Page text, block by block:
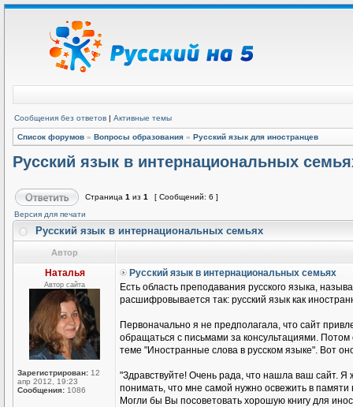
Сообщения без ответов | Активные темы
Список форумов » Вопросы образования » Русский язык для иностранцев
Русский язык в интернациональных
Страница 1 из 1
[ Сообщений: 6 ]
Версия для печати
Русский язык в интернациональных семьях
Автор
Наталья
Автор сайта
Зарегистрирован: 12
апр 2012, 19:23
Сообщения: 1086
Русский язык в интернациональных семьях
Есть область преподавания русского языка,
расшифровывается так: русский язык как
Первоначально я не предполагала, что сайт
обращаться с письмами за консультациями.
теме "Иностранные слова в русском языке". Вот
"Здравствуйте! Очень рада, что нашла ваш сайт. Я
понимать, что мне самой нужно освежить в памяти
Могли бы Вы посоветовать хорошую книгу для